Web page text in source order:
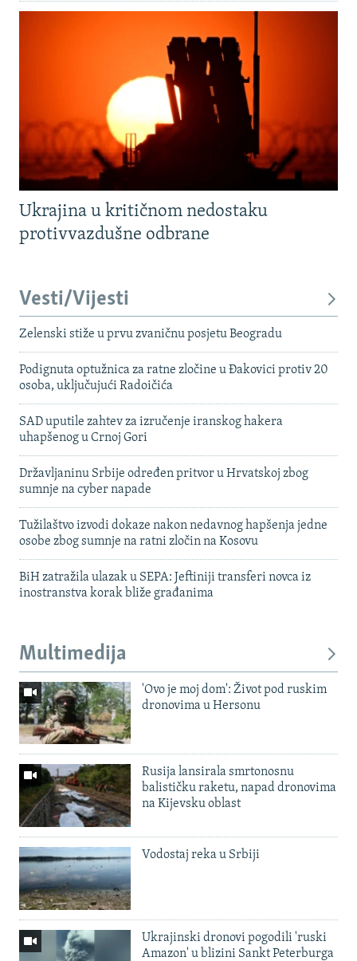
Ukrajina u kritičnom nedostaku
protivvazdušne odbrane
Vesti/Vijesti
Zelenski stiže u prvu zvaničnu posjetu Beogradu
Podignuta optužnica za ratne zločine u Đakovici protiv 20
osoba, uključujući Radoičića
SAD uputile zahtev za izručenje iranskog hakera
uhapšenog u Crnoj Gori
Državljaninu Srbije određen pritvor u Hrvatskoj zbog
sumnje na cyber napade
Tužilaštvo izvodi dokaze nakon nedavnog hapšenja jedne
osobe zbog sumnje na ratni zločin na Kosovu
BiH zatražila ulazak u SEPA: Jeftiniji transferi novca iz
inostranstva korak bliže građanima
Multimedija
'Ovo je moj dom': Život pod ruskim
dronovima u Hersonu
Rusija lansirala smrtonosnu
balističku raketu, napad dronovima
na Kijevsku oblast
Vodostaj reka u Srbiji
Ukrajinski dronovi pogodili 'ruski
Amazon' u blizini Sankt Peterburga